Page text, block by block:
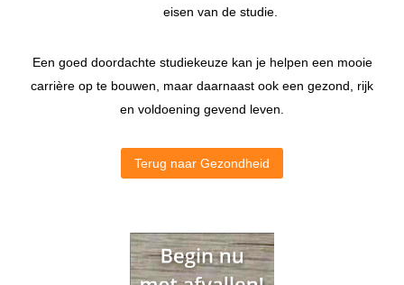
eisen van de studie.
Een goed doordachte studiekeuze kan je helpen een mooie
carrière op te bouwen, maar daarnaast ook een gezond, rijk
en voldoening gevend leven.
Terug naar Gezondheid